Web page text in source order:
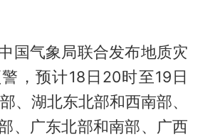
国气象局联合发布地质灾
，预计18日20时至19日
、湖北东北部和西南部、
、广东北部和南部、广西